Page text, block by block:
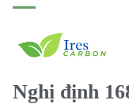
Nghị định